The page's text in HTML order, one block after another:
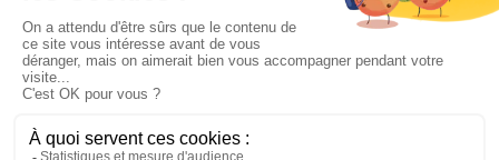
Mes adresses